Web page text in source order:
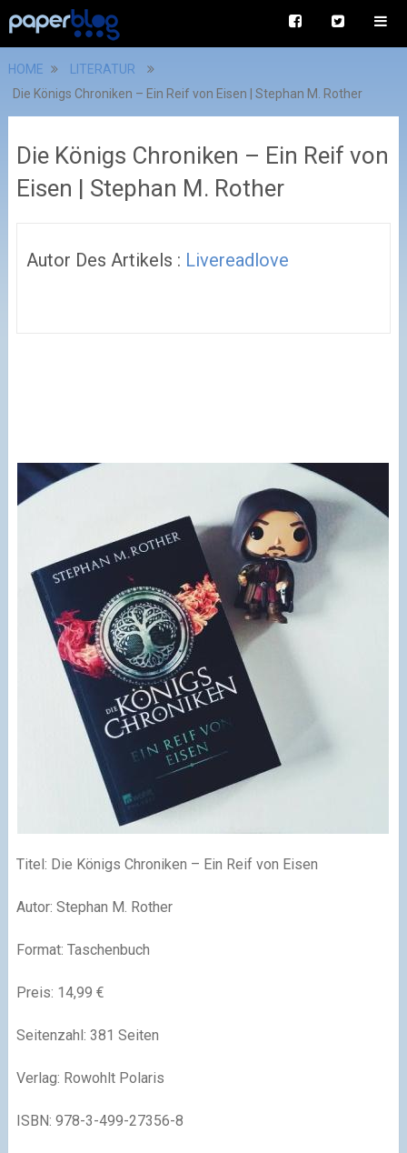
HOME
LITERATUR
Die Königs Chroniken – Ein Reif von Eisen | Stephan M. Rother
Die Königs Chroniken – Ein Reif von
Eisen | Stephan M. Rother
Autor Des Artikels : Livereadlove
Titel: Die Königs Chroniken – Ein Reif von Eisen
Autor: Stephan M. Rother
Format: Taschenbuch
Preis: 14,99 €
Seitenzahl: 381 Seiten
Verlag: Rowohlt Polaris
ISBN: 978-3-499-27356-8